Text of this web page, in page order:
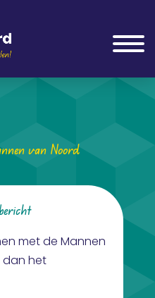
van Noord
met de Mannen
dan het